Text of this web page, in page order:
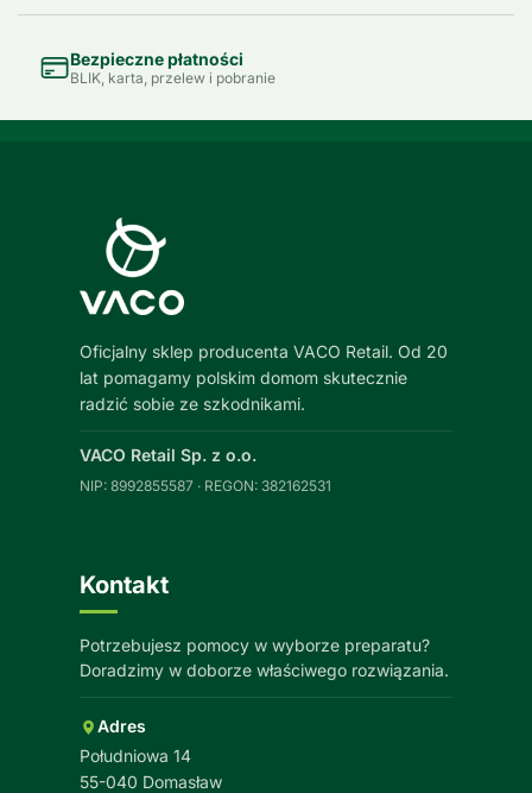
Bezpieczne płatności
BLIK, karta, przelew i pobranie
Oficjalny sklep producenta VACO Retail. Od 20
lat pomagamy polskim domom skutecznie
radzić sobie ze szkodnikami.
VACO Retail Sp. z o.o.
NIP: 8992855587 · REGON: 382162531
Kontakt
Potrzebujesz pomocy w wyborze preparatu?
Doradzimy w doborze właściwego rozwiązania.
Adres
Południowa 14
55-040 Domasław